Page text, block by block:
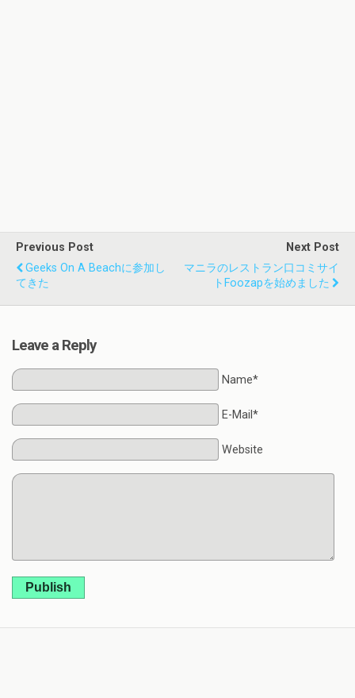
Previous Post
Geeks On A Beachに参加し
てきた
Next Post
マニラのレストラン口コミサイ
トFoozapを始めました
Leave a Reply
Name*
E-Mail*
Website
Publish